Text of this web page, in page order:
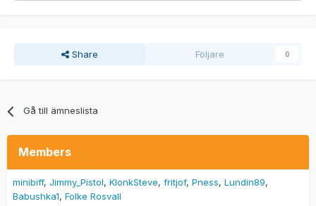
Share Följare 0
Gå till ämneslista
Members
minibiff Jimmy_Pistol KlonkSteve fritjof Pness Lundin89
Babushka1 Folke Rosvall